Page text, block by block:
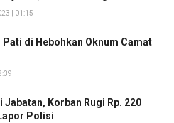
| 01:15
di Hebohkan Oknum Camat
Jabatan, Korban Rugi Rp. 220
Polisi